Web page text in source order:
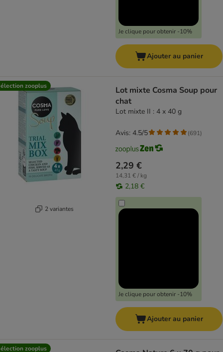
Je clique pour obtenir -10%
Ajouter au panier
zooplus
2 variantes
Lot mixte Cosma Soup pour
chat
Lot mixte II : 4 x 40 g
2,29 €
14,31 € / kg
2,18 €
Je clique pour obtenir -10%
Avis: 4.5/5 (691)
Ajouter au panier
zooplus